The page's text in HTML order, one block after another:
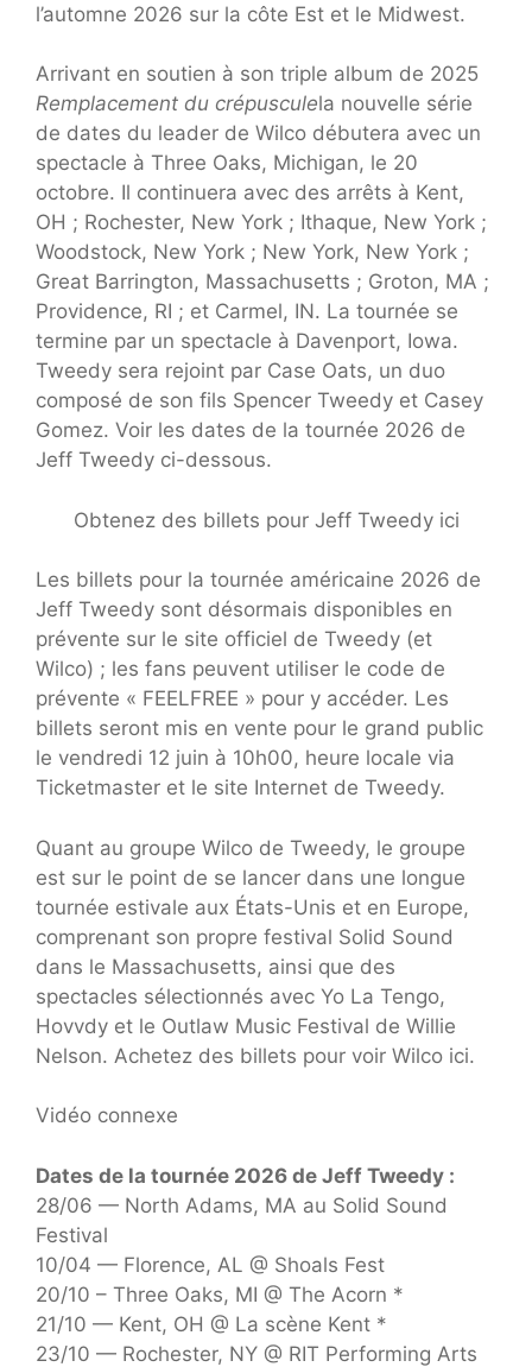
l’automne 2026 sur la côte Est et le Midwest.
Arrivant en soutien à son triple album de 2025
Remplacement du crépusculela nouvelle série
de dates du leader de Wilco débutera avec un
spectacle à Three Oaks, Michigan, le 20
octobre. Il continuera avec des arrêts à Kent,
OH ; Rochester, New York ; Ithaque, New York ;
Woodstock, New York ; New York, New York ;
Great Barrington, Massachusetts ; Groton, MA ;
Providence, RI ; et Carmel, IN. La tournée se
termine par un spectacle à Davenport, Iowa.
Tweedy sera rejoint par Case Oats, un duo
composé de son fils Spencer Tweedy et Casey
Gomez. Voir les dates de la tournée 2026 de
Jeff Tweedy ci-dessous.
Obtenez des billets pour Jeff Tweedy ici
Les billets pour la tournée américaine 2026 de
Jeff Tweedy sont désormais disponibles en
prévente sur le site officiel de Tweedy (et
Wilco) ; les fans peuvent utiliser le code de
prévente « FEELFREE » pour y accéder. Les
billets seront mis en vente pour le grand public
le vendredi 12 juin à 10h00, heure locale via
Ticketmaster et le site Internet de Tweedy.
Quant au groupe Wilco de Tweedy, le groupe
est sur le point de se lancer dans une longue
tournée estivale aux États-Unis et en Europe,
comprenant son propre festival Solid Sound
dans le Massachusetts, ainsi que des
spectacles sélectionnés avec Yo La Tengo,
Hovvdy et le Outlaw Music Festival de Willie
Nelson. Achetez des billets pour voir Wilco ici.
Vidéo connexe
Dates de la tournée 2026 de Jeff Tweedy :
28/06 — North Adams, MA au Solid Sound
Festival
10/04 — Florence, AL @ Shoals Fest
20/10 – Three Oaks, MI @ The Acorn *
21/10 — Kent, OH @ La scène Kent *
23/10 — Rochester, NY @ RIT Performing Arts